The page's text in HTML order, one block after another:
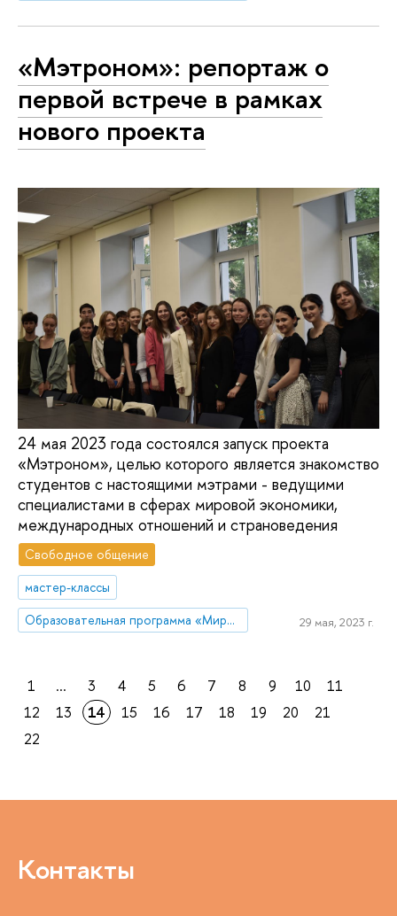
«Мэтроном»: репортаж о
первой встрече в рамках
нового проекта
24 мая 2023 года состоялся запуск проекта
«Мэтроном», целью которого является знакомство
студентов с настоящими мэтрами - ведущими
специалистами в сферах мировой экономики,
международных отношений и страноведения
Свободное общение
мастер-классы
Образовательная программа «Мировая экономика»
29 мая, 2023 г.
1 ... 3 4 5 6 7 8 9 10
11
12
13 14 15 16 17 18 19 20
21
22
Контакты